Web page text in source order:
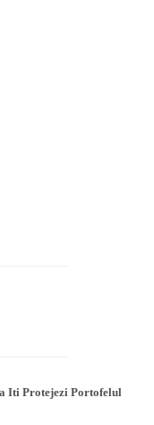
Iti Protejezi Portofelul